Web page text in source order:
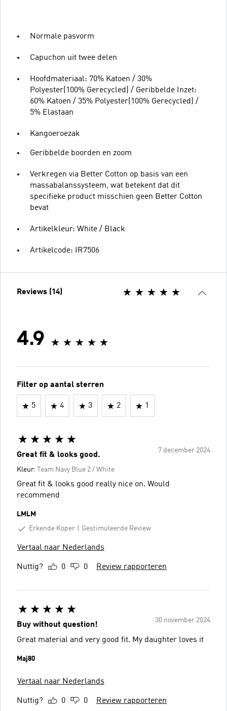
Normale pasvorm
Capuchon uit twee delen
Hoofdmateriaal: 70% Katoen / 30%
Polyester(100% Gerecycled) / Geribbelde Inzet:
60% Katoen / 35% Polyester(100% Gerecycled) /
5% Elastaan
Kangoeroezak
Geribbelde boorden en zoom
Verkregen via Better Cotton op basis van een
massabalanssysteem, wat betekent dat dit
specifieke product misschien geen Better Cotton
bevat
Artikelkleur: White / Black
Artikelcode: IR7506
Reviews (14)
4.9
Filter op aantal sterren
5 4 3 2 1
7 december 2024
Great fit & looks good.
Kleur: Team Navy Blue 2 / White
Great fit & looks good really nice on. Would
recommend
LMLM
Erkende Koper
Gestimuleerde Review
Vertaal naar Nederlands
Nuttig? 0 0 Review rapporteren
30 november 2024
Buy without question!
Great material and very good fit. My daughter loves it
Maj80
Vertaal naar Nederlands
Nuttig? 0 0 Review rapporteren